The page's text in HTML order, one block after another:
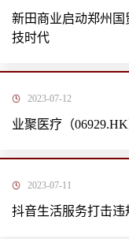
新田商业启动郑州国
技时代
2023-07-12
业聚医疗（
2023-07-11
抖音生活服务打击违